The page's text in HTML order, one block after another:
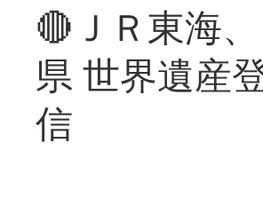
🔴ＪＲ東海
県 世界遺産
信